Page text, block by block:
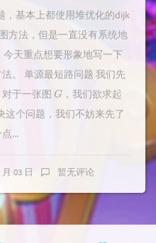
，基本上都使用堆优化的dijk
方法，但是一直没有系统地
天重点想要形象地写一下
。 单源最短路问题 我们先
于一张图 G ，我们欲求起
个问题，我们不妨来先了
...
月 03 日 暂无评论